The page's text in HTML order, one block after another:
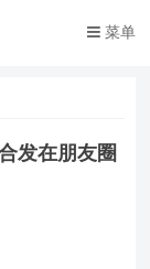
菜单
发在朋友圈